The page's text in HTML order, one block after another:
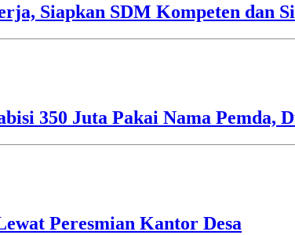
Siapkan SDM Kompeten dan
350 Juta Pakai Nama Pemda,
Peresmian Kantor Desa